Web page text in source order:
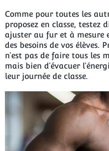
Comme pour toutes les
proposez en classe, testez
ajuster au fur et à mesure
des besoins de vos élèves.
n’est pas de faire tous les
mais bien d’évacuer
leur journée de classe.